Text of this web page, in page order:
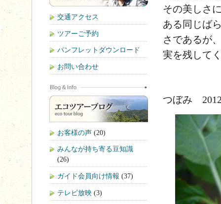
その美しさ
ある同じば
さであるが
実を残して
つぼみ
交通アクセス
ツアーご予約
パンフレットダウンロード
お問い合わせ
お客様の声 (20)
みんなが持ち寄る豆知識
(26)
ガイド会員向け情報 (37)
テレビ放映 (3)